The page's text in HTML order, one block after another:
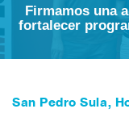
Firmamos una
fortalecer
San Pedro Sula,